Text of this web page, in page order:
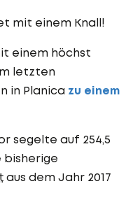
mit einem Knall!
einem höchst
letzten
in Planica zu einem
segelte auf 254,5
aus dem Jahr 2017